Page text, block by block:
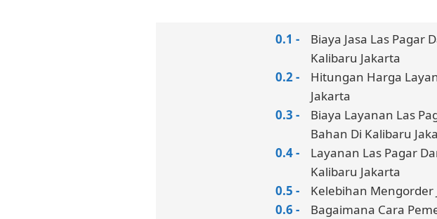
Biaya Jasa Las Pagar
Kalibaru Jakarta
Hitungan Harga
Jakarta
Biaya Layanan Las
Bahan Di Kalibaru
Layanan Las Pagar
Kalibaru Jakarta
Kelebihan Mengorder
Bagaimana Cara